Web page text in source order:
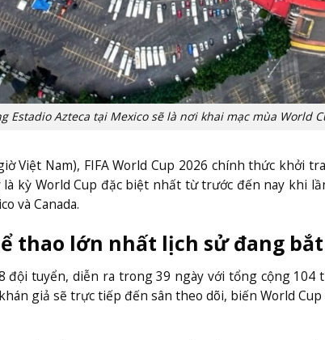
Estadio Azteca tại Mexico sẽ là nơi khai mạc mùa World
Việt Nam), FIFA World Cup 2026 chính thức khởi
là kỳ World Cup đặc biệt nhất từ trước đến nay khi
và Canada.
thao lớn nhất lịch sử đang
đội tuyển, diễn ra trong 39 ngày với tổng cộng 104
giả sẽ trực tiếp đến sân theo dõi, biến World